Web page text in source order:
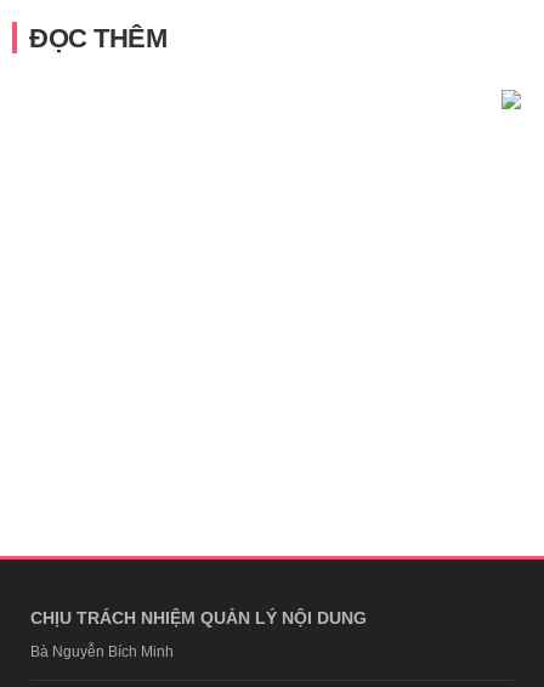
ĐỌC THÊM
CHỊU TRÁCH NHIỆM QUẢN LÝ NỘI DUNG
Bà Nguyễn Bích Minh